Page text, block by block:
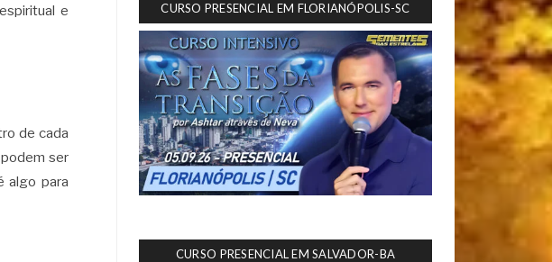
e
de cada
ser
algo para
CURSO PRESENCIAL EM FLORIANÓPOLIS-SC
CURSO PRESENCIAL EM SALVADOR-BA